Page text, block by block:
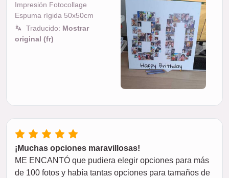
Impresión Fotocollage
Espuma rígida 50x50cm
Traducido: Mostrar
original (fr)
¡Muchas opciones maravillosas!
ME ENCANTÓ que pudiera elegir opciones para más
de 100 fotos y había tantas opciones para tamaños de